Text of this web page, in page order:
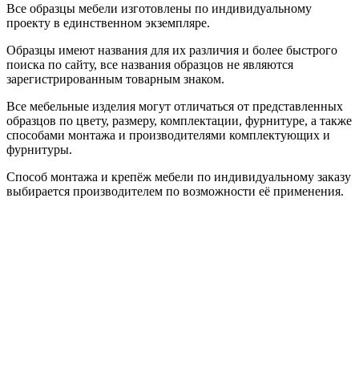
Все образцы мебели изготовлены по индивидуальному
проекту в единственном экземпляре.
Образцы имеют названия для их различия и более быстрого
поиска по сайту, все названия образцов не являются
зарегистрированным товарным знаком.
Все мебельные изделия могут отличаться от представленных
образцов по цвету, размеру, комплектации, фурнитуре, а также
способами монтажа и производителями комплектующих и
фурнитуры.
Способ монтажа и крепёж мебели по индивидуальному заказу
выбирается производителем по возможности её применения.